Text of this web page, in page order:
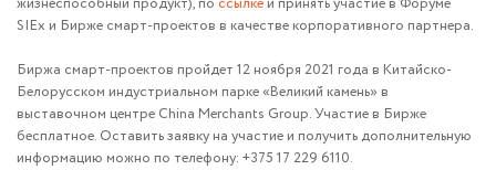
SIEx и Бирже смарт-проектов в качестве корпоративного партнера.
Биржа смарт-проектов пройдет 12 ноября 2021 года в Китайско-
Белорусском индустриальном парке «Великий камень» в
выставочном центре China Merchants Group. Участие в Бирже
бесплатное. Оставить заявку на участие и получить дополнительную
информацию можно по телефону: +375 17 229 6110.